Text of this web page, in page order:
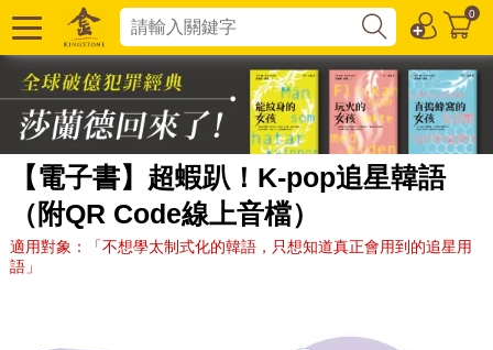
0
【電子書】超蝦趴！K-pop追星韓語
（附QR Code線上音檔）
適用對象：「不想學太制式化的韓語，只想知道真正會用到的追星用
語」